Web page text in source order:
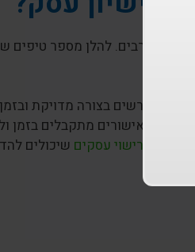
רבים. להלן מספר טיפים
הנדרשים בצורה מדויקת ובזמן
שכל האישורים מתקבלים בזמן
בתחום רישוי עסקים שיכולים